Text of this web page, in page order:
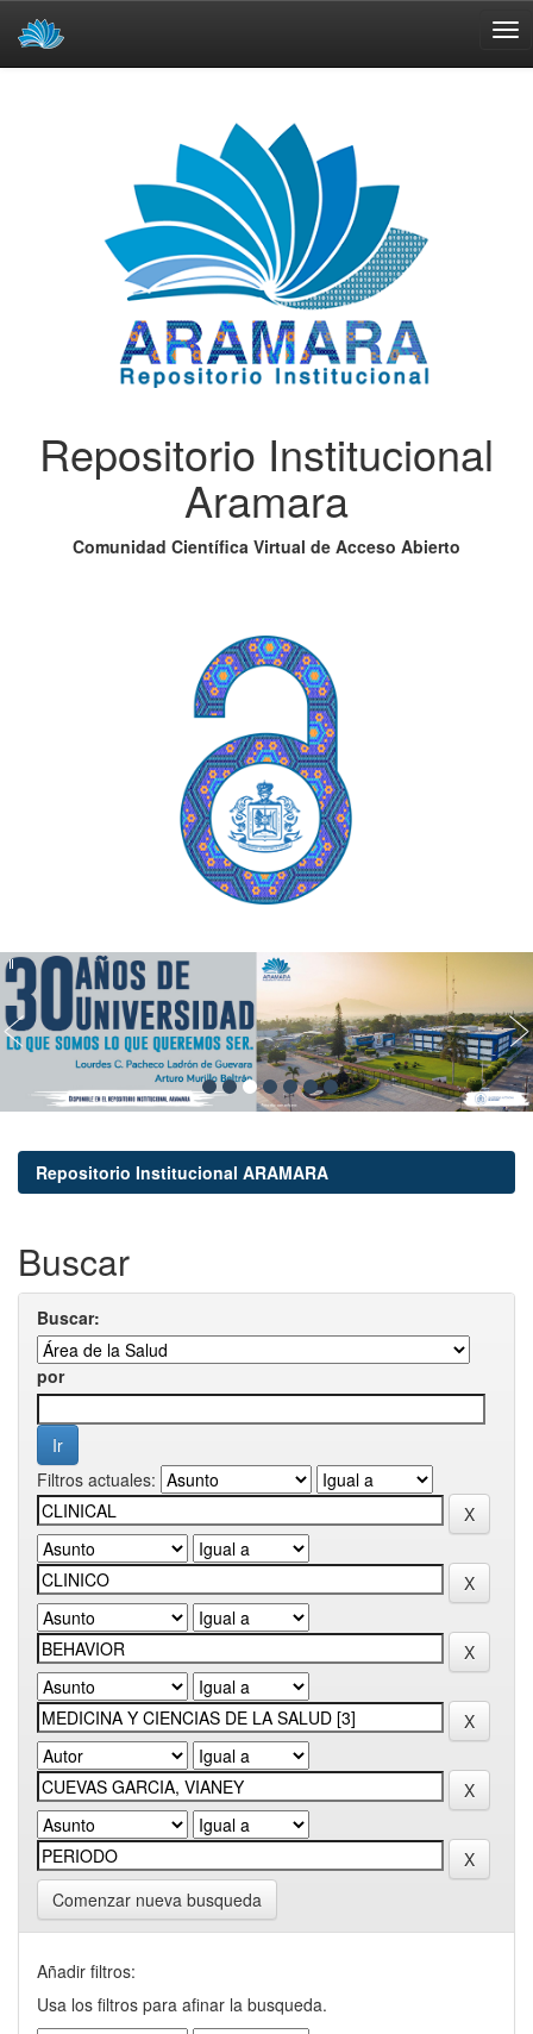
Repositorio Institucional
Aramara
Comunidad Científica Virtual de Acceso Abierto
Repositorio Institucional ARAMARA
Buscar
Buscar:
por
Filtros actuales:
Comenzar nueva busqueda
Añadir filtros:
Usa los filtros para afinar la busqueda.